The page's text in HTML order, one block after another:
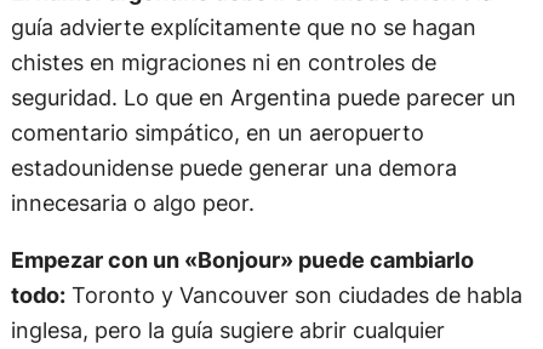
guía advierte explícitamente que no se hagan
chistes en migraciones ni en controles de
seguridad. Lo que en Argentina puede parecer un
comentario simpático, en un aeropuerto
estadounidense puede generar una demora
innecesaria o algo peor.
Empezar con un «Bonjour» puede cambiarlo
todo:Toronto y Vancouver son ciudades de habla
inglesa, pero la guía sugiere abrir cualquier